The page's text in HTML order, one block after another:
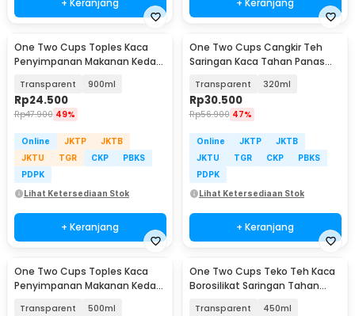
One Two Cups Toples Kaca
Penyimpanan Makanan Kedap
Transparent 900ml
Rp24.500
Rp47.900 49%
Online JKTP
JKTB
JKTU
TGR CKP
PBKS
PDPK
Lihat Ketersediaan Stok
+ Keranjang
One Two Cups Cangkir Teh
Saringan Kaca Tahan Panas
Transparent 320ml
Rp30.500
Rp56.900 47%
Online JKTP
JKTB
JKTU
TGR CKP
PBKS
PDPK
Lihat Ketersediaan Stok
+ Keranjang
One Two Cups Toples Kaca
Penyimpanan Makanan Kedap
Transparent 500ml
One Two Cups Teko Teh Kaca
Borosilikat Saringan Tahan
Transparent 450ml